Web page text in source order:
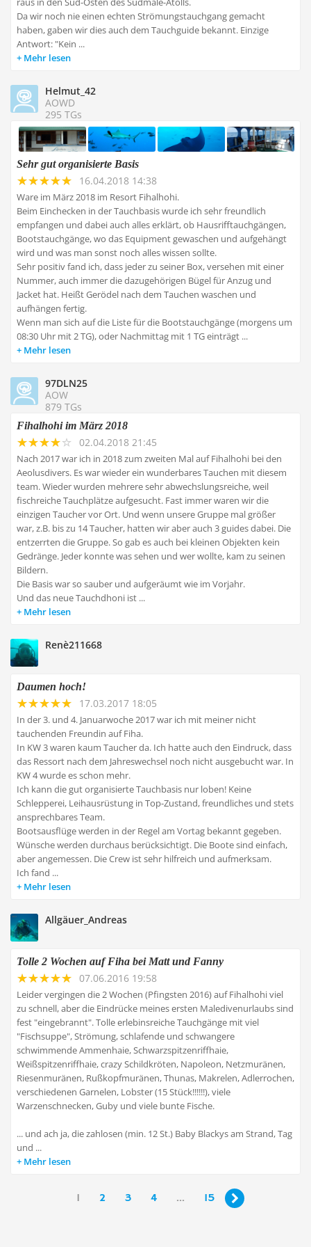
Da wir noch nie einen echten Strömungstauchgang gemacht
haben, gaben wir dies auch dem Tauchguide bekannt. Einzige
Antwort: "Kein ...
Mehr lesen
Helmut_42
AOWD
295 TGs
Sehr gut organisierte Basis
16.04.2018 14:38
Ware im März 2018 im Resort Fihalhohi.
Beim Einchecken in der Tauchbasis wurde ich sehr freundlich
empfangen und dabei auch alles erklärt, ob Hausrifftauchgängen,
Bootstauchgänge, wo das Equipment gewaschen und aufgehängt
wird und was man sonst noch alles wissen sollte.
Sehr positiv fand ich, dass jeder zu seiner Box, versehen mit einer
Nummer, auch immer die dazugehörigen Bügel für Anzug und
Jacket hat. Heißt Gerödel nach dem Tauchen waschen und
aufhängen fertig.
Wenn man sich auf die Liste für die Bootstauchgänge (morgens um
08:30 Uhr mit 2 TG), oder Nachmittag mit 1 TG einträgt ...
Mehr lesen
97DLN25
AOW
879 TGs
Fihalhohi im März 2018
02.04.2018 21:45
Nach 2017 war ich in 2018 zum zweiten Mal auf Fihalhohi bei den
Aeolusdivers. Es war wieder ein wunderbares Tauchen mit diesem
team. Wieder wurden mehrere sehr abwechslungsreiche, weil
fischreiche Tauchplätze aufgesucht. Fast immer waren wir die
einzigen Taucher vor Ort. Und wenn unsere Gruppe mal größer
war, z.B. bis zu 14 Taucher, hatten wir aber auch 3 guides dabei. Die
entzerrten die Gruppe. So gab es auch bei kleinen Objekten kein
Gedränge. Jeder konnte was sehen und wer wollte, kam zu seinen
Bildern.
Die Basis war so sauber und aufgeräumt wie im Vorjahr.
Und das neue Tauchdhoni ist ...
Mehr lesen
Renè211668
Daumen hoch!
17.03.2017 18:05
In der 3. und 4. Januarwoche 2017 war ich mit meiner nicht
tauchenden Freundin auf Fiha.
In KW 3 waren kaum Taucher da. Ich hatte auch den Eindruck, dass
das Ressort nach dem Jahreswechsel noch nicht ausgebucht war. In
KW 4 wurde es schon mehr.
Ich kann die gut organisierte Tauchbasis nur loben! Keine
Schlepperei, Leihausrüstung in Top-Zustand, freundliches und stets
ansprechbares Team.
Bootsausflüge werden in der Regel am Vortag bekannt gegeben.
Wünsche werden durchaus berücksichtigt. Die Boote sind einfach,
aber angemessen. Die Crew ist sehr hilfreich und aufmerksam.
Ich fand ...
Mehr lesen
Allgäuer_Andreas
Tolle 2 Wochen auf Fiha bei Matt und Fanny
07.06.2016 19:58
Leider vergingen die 2 Wochen (Pfingsten 2016) auf Fihalhohi viel
zu schnell, aber die Eindrücke meines ersten Maledivenurlaubs sind
fest "eingebrannt". Tolle erlebinsreiche Tauchgänge mit viel
"Fischsuppe", Strömung, schlafende und schwangere
schwimmende Ammenhaie, Schwarzspitzenriffhaie,
Weißspitzenriffhaie, crazy Schildkröten, Napoleon, Netzmuränen,
Riesenmuränen, Rußkopfmuränen, Thunas, Makrelen, Adlerrochen,
verschiedenen Garnelen, Lobster (15 Stück!!!!!!), viele
Warzenschnecken, Guby und viele bunte Fische.
... und ach ja, die zahlosen (min. 12 St.) Baby Blackys am Strand, Tag
und ...
Mehr lesen
1 2 3 4 ... 15 